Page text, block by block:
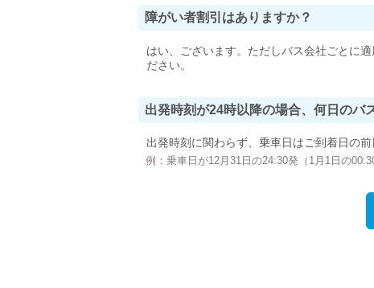
障がい者割引はありますか？
はい、ございます。ただしバス会社ごとに
ださい。
出発時刻が24時以降の場合、何日のバ
出発時刻に関わらず、乗車日はご到着日の前
例：乗車日が12月31日の24:30発（1月1日の